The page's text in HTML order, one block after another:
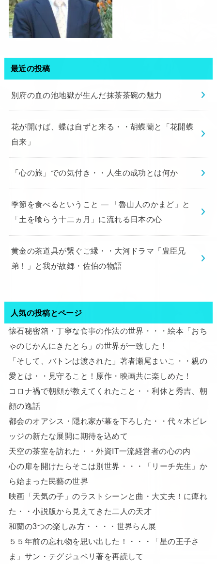
最近の投稿
別府の血の池地獄が生んだ抹茶茶碗の魅力
花が開けば、蝶は自ずと来る・・胡蝶蘭と「花開蝶
自来」
「心の旅」での気付き・・人生の成功とは何か
季節を食べるということ ― 「魯山人のかまど」と
「土を喰らう十二ヵ月」に流れる日本の心
黄金の茶道具が繋ぐご縁・・大河ドラマ「豊臣兄
弟！」と我が故郷・佐伯の物語
人気の投稿とページ
懐石秘密箱・丁寧な食事の作法の世界・・・絵本「おち
ゃのじかんにきたとら」の世界が一致した！
「そして、バトンは渡された」著者瀬尾まいこ・・親の
愛とは・・見守ること！原作・映画共に楽しめた！
コロナ禍で朝顔が教えてくれたこと・・利休と秀吉、朝
顔の逸話
都会のオアシス・隠れ家が幕を下ろした・・代々木ビレ
ッジの新たな展開に期待を込めて
天空の茶室を訪れた・・外資IT一流経営者の心の内
心の扉を開けたらそこは別世界・・・「リーチ先生」か
ら始まった民藝の世界
映画「天気の子」のラストシーンと曲・大丈夫！に痺れ
た・・小説版から見えてきた二人の天才
和蘭の3つの楽しみ方・・・・世界らん展
５５年前の忘れ物を思い出した！・・・「星の王子さ
ま」サン・テグジュペリ著を再読して